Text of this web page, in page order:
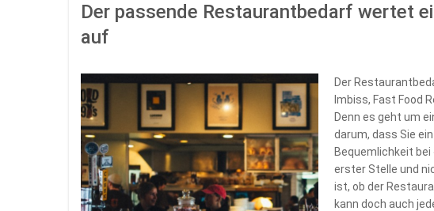
Der passende Restaurantbedarf wertet
auf
Der
Imbiss, Fast Food
Denn es geht um
darum, dass Sie
Bequemlichkeit
erster Stelle und
ist, ob der
kann doch auch